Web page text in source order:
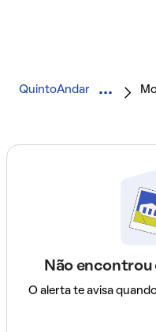
QuintoAndar
Não encontrou
O alerta te avisa